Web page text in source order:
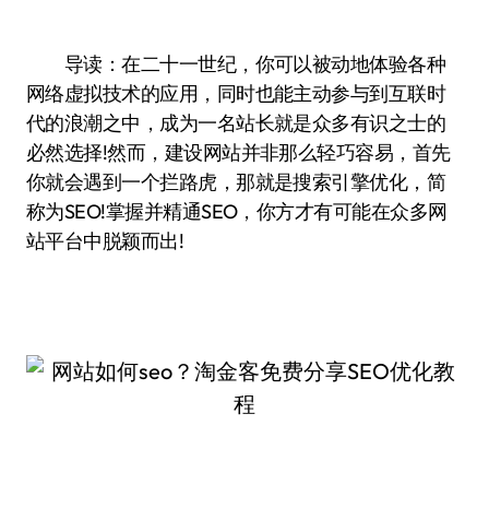
导读：在二十一世纪，你可以被动地体验各种
网络虚拟技术的应用，同时也能主动参与到互联时
代的浪潮之中，成为一名站长就是众多有识之士的
必然选择!然而，建设网站并非那么轻巧容易，首先
你就会遇到一个拦路虎，那就是搜索引擎优化，简
称为SEO!掌握并精通SEO，你方才有可能在众多网
站平台中脱颖而出!